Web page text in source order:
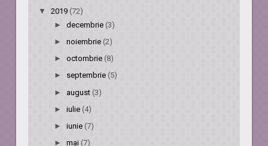
▼2019 (72)
► decembrie (3)
► noiembrie (2)
► octombrie (8)
► septembrie (5)
► august (3)
► iulie (4)
► iunie (7)
► mai (7)